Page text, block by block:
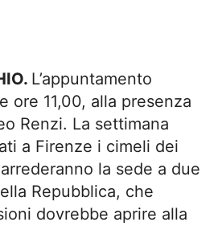
L’appuntamento
ore 11,00, alla presenza
Renzi. La settimana
a Firenze i cimeli dei
la sede a due
Repubblica, che
dovrebbe aprire alla